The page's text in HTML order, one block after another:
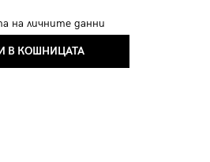
на личните данни
В КОШНИЦАТА